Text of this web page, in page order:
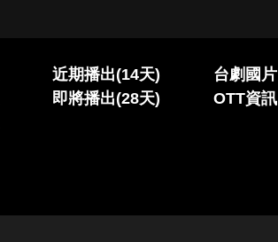
近期播出(14天)
即將播出(28天)
台劇國片
OTT資訊